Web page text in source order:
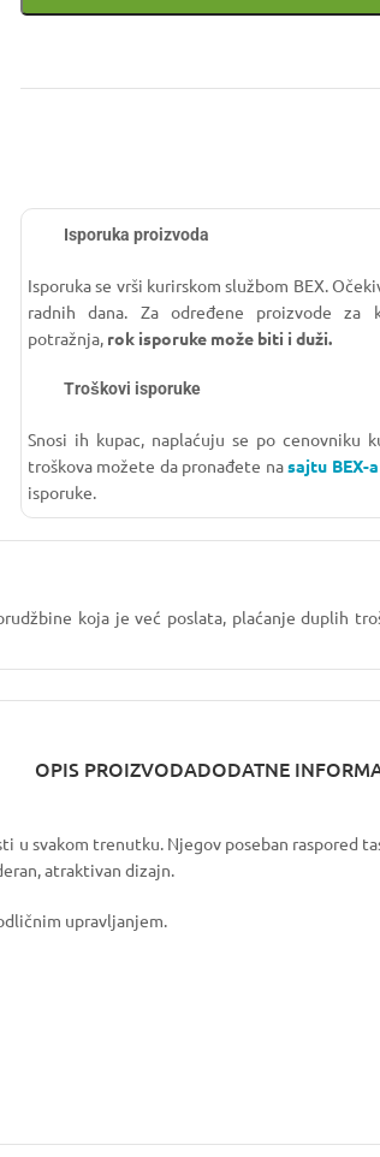
Isporuka proizvoda
Isporuka se vrši kurirskom službom BEX.
radnih dana. Za određene proizvode
potražnja, rok isporuke može biti i duži.
Troškovi isporuke
Snosi ih kupac, naplaćuju se po cenovniku
troškova možete da pronađete nasajtu BEX-a
isporuke.
koja je već poslata, plaćanje duplih
OPIS PROIZVODADODATNE
u svakom trenutku. Njegov poseban
atraktivan dizajn.
upravljanjem.